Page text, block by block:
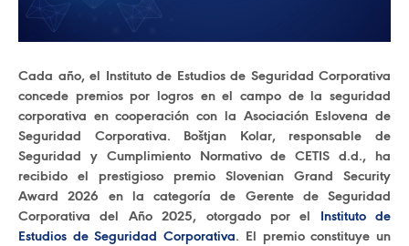
Cada año, el Instituto de Estudios de Seguridad Corporativa
concede premios por logros en el campo de la seguridad
corporativa en cooperación con la Asociación Eslovena de
Seguridad Corporativa. Boštjan Kolar, responsable de
Seguridad y Cumplimiento Normativo de CETIS d.d., ha
recibido el prestigioso premio Slovenian Grand Security
Award 2026 en la categoría de Gerente de Seguridad
Corporativa del Año 2025, otorgado por el Instituto de
Estudios de Seguridad Corporativa. El premio constituye un